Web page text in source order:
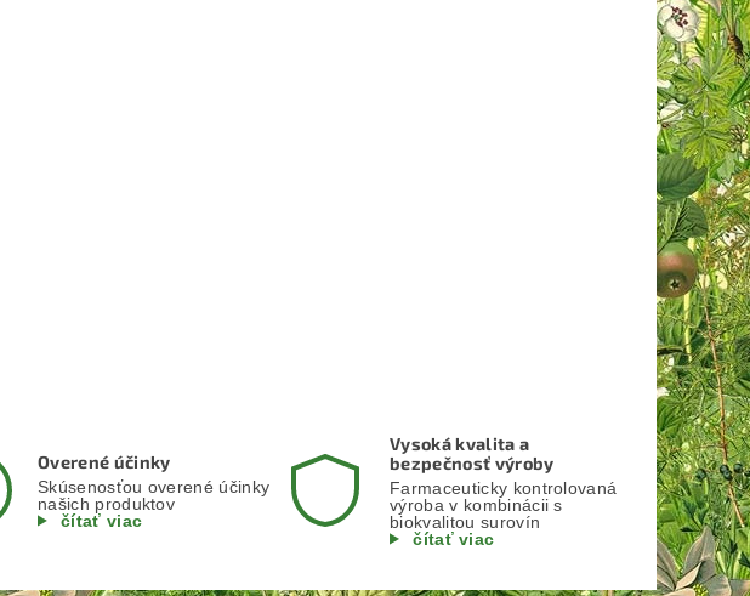
Overené účinky
Skúsenosťou overené účinky
našich produktov
čítať viac
Vysoká kvalita a
bezpečnosť výroby
Farmaceuticky kontrolovaná
výroba v kombinácii s
biokvalitou surovín
čítať viac